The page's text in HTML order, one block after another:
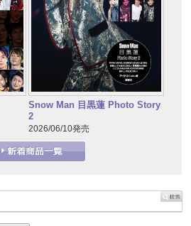
Snow Man 目黒蓮 Photo Story
2
2026/06/10発売